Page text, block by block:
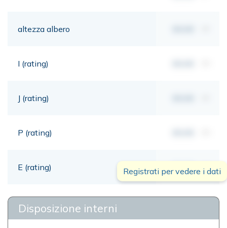
altezza albero
I (rating)
J (rating)
P (rating)
E (rating) 00,00 mt
Registrati per vedere i dati
Disposizione interni